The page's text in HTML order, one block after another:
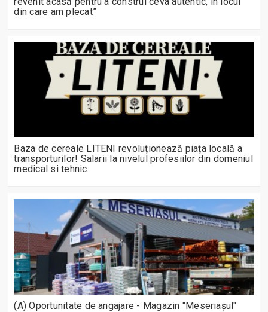
din care am plecat”
Baza de cereale LITENI revoluționează piața locală a
transporturilor! Salarii la nivelul profesiilor din domeniul
medical si tehnic
(A) Oportunitate de angajare - Magazin "Meseriașul"